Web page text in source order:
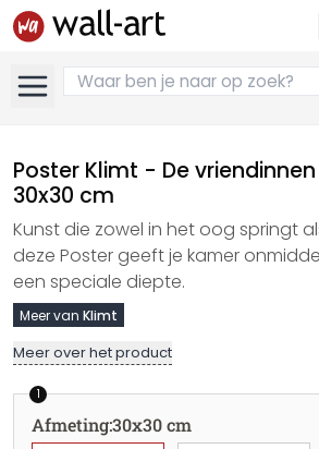
Poster Klimt - De
30x30 cm
Kunst die zowel in het oog springt
deze Poster geeft je kamer
een speciale diepte.
Meer van Klimt
Meer over het product
1
Afmeting:30x30 cm